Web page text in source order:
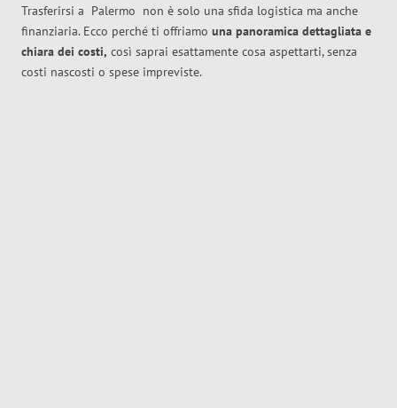
Trasferirsi a Palermo non è solo una sfida logistica ma anche
finanziaria. Ecco perché ti offriamo una panoramica dettagliata e
chiara dei costi, così saprai esattamente cosa aspettarti, senza
costi nascosti o spese impreviste.